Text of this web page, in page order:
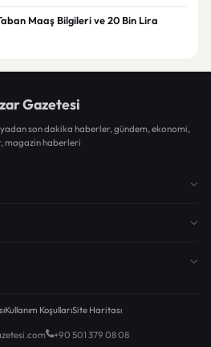
Maaş Bilgileri ve 20 Bin Lira
Gazetesi
son dakika haberler, gündem, ekonomi,
magazin haberleri
Kullanım KoşullarıSite Haritası
+90 501 379 08 08